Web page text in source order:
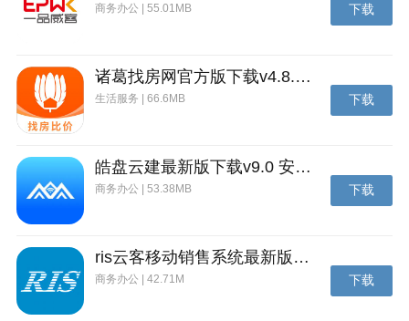
商务办公 | 55.01MB 下载
诸葛找房网官方版下载v4.8.1.1 安卓最新版
生活服务 | 66.6MB 下载
皓盘云建最新版下载v9.0 安卓版
商务办公 | 53.38MB 下载
ris云客移动销售系统最新版下载v1.1.25 安卓手机版
商务办公 | 42.71M 下载